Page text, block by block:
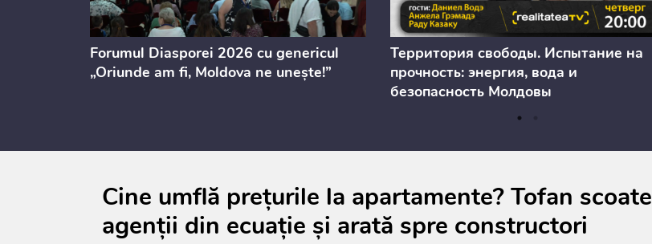
Forumul Diasporei 2026 cu genericul
„Oriunde am fi, Moldova ne unește!”
Территория свободы. Испытание на
прочность: энергия, вода и
безопасность Молдовы
Cine umflă prețurile la apartamente? Tofan scoate
agenții din ecuație și arată spre constructori